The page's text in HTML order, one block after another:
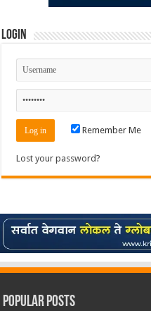
Login
Remember Me
Lost your password?
Popular Posts